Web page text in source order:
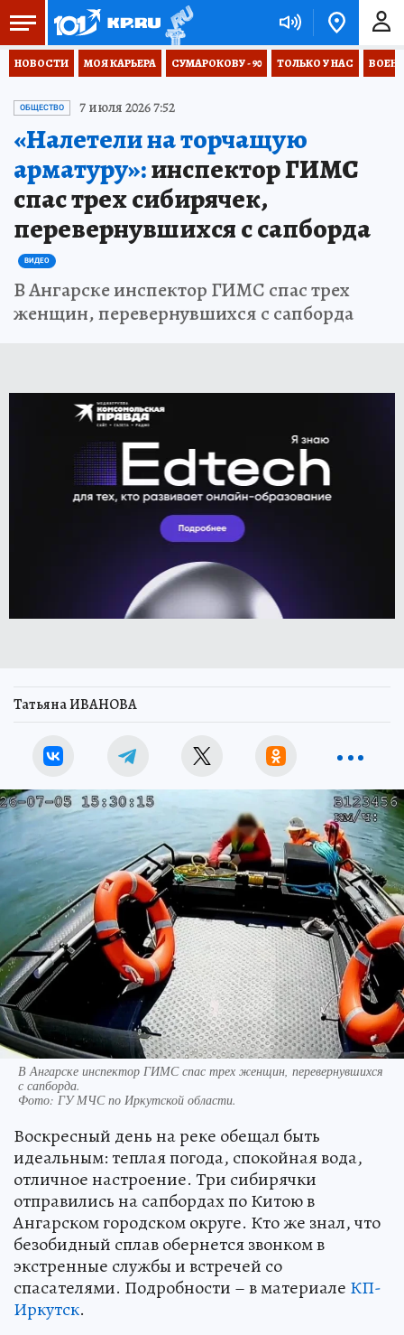
НОВОСТИ МОЯ КАРЬЕРА СУМАРОКОВУ - 90 ТОЛЬКО У НАС
ОБЩЕСТВО 7 июля 2026 7:52
«Налетели на торчащую
арматуру»:инспектор ГИМС
спас трех сибирячек,
перевернувшихся с сапборда
ВИДЕО
В Ангарске инспектор ГИМС спас трех
женщин, перевернувшихся с сапборда
Татьяна ИВАНОВА
В Ангарске инспектор ГИМС спас трех женщин, перевернувшихся
с сапборда.
Фото: ГУ МЧС по Иркутской области.
Воскресный день на реке обещал быть
идеальным: теплая погода, спокойная вода,
отличное настроение. Три сибирячки
отправились на сапбордах по Китою в
Ангарском городском округе. Кто же знал, что
безобидный сплав обернется звонком в
экстренные службы и встречей со
спасателями. Подробности – в материале КП-
Иркутск.